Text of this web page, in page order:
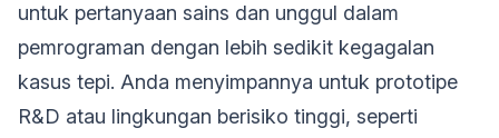
untuk pertanyaan sains dan unggul dalam
pemrograman dengan lebih sedikit kegagalan
kasus tepi. Anda menyimpannya untuk prototipe
R&D atau lingkungan berisiko tinggi, seperti